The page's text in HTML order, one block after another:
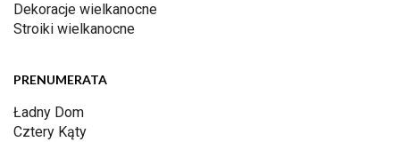
Dekoracje wielkanocne
Stroiki wielkanocne
PRENUMERATA
Ładny Dom
Cztery Kąty